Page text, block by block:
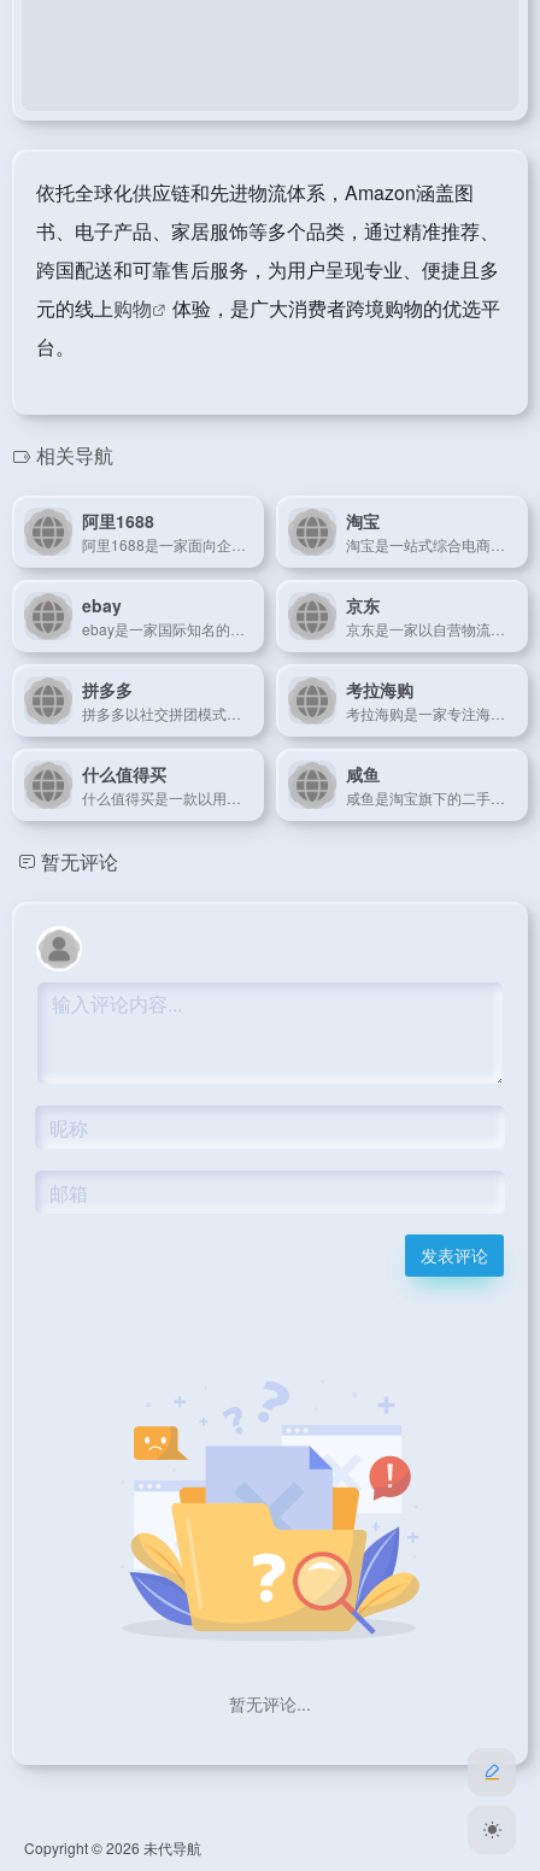
依托全球化供应链和先进物流体系，Amazon涵盖图
书、电子产品、家居服饰等多个品类，通过精准推荐、
跨国配送和可靠售后服务，为用户呈现专业、便捷且多
元的线上购物
体验，是广大消费者跨境购物的优选平
台。
相关导航
阿里1688 淘宝
ebay 京东
拼多多 考拉海购
什么值得买 咸鱼
暂无评论
发表评论
暂无评论...
Copyright © 2026 未代导航